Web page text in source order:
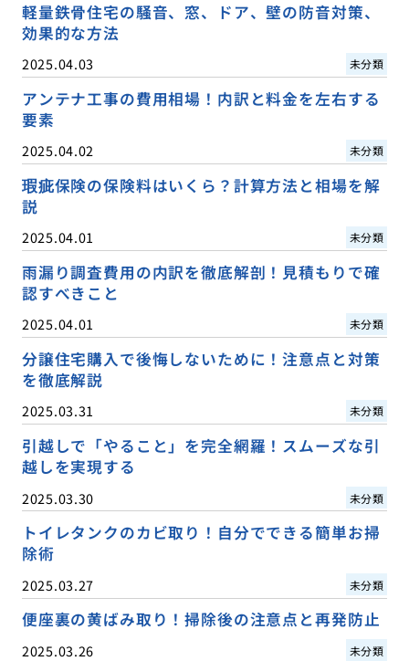
軽量鉄骨住宅の騒音、窓、ドア、壁の防音対策、
効果的な方法
2025.04.03 未分類
アンテナ工事の費用相場！内訳と料金を左右する
要素
2025.04.02 未分類
瑕疵保険の保険料はいくら？計算方法と相場を解
説
2025.04.01 未分類
雨漏り調査費用の内訳を徹底解剖！見積もりで確
認すべきこと
2025.04.01 未分類
分譲住宅購入で後悔しないために！注意点と対策
を徹底解説
2025.03.31 未分類
引越しで「やること」を完全網羅！スムーズな引
越しを実現する
2025.03.30 未分類
トイレタンクのカビ取り！自分でできる簡単お掃
除術
2025.03.27 未分類
便座裏の黄ばみ取り！掃除後の注意点と再発防止
2025.03.26 未分類